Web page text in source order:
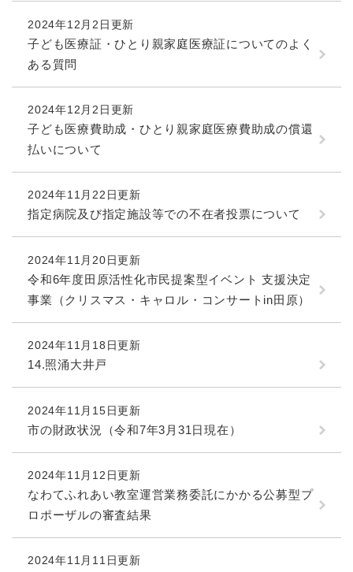
2024年12月2日更新
子ども医療証・ひとり親家庭医療証についてのよく
ある質問
2024年12月2日更新
子ども医療費助成・ひとり親家庭医療費助成の償還
払いについて
2024年11月22日更新
指定病院及び指定施設等での不在者投票について
2024年11月20日更新
令和6年度田原活性化市民提案型イベント 支援決定
事業（クリスマス・キャロル・コンサートin田原）
2024年11月18日更新
14.照涌大井戸
2024年11月15日更新
市の財政状況（令和7年3月31日現在）
2024年11月12日更新
なわてふれあい教室運営業務委託にかかる公募型プ
ロポーザルの審査結果
2024年11月11日更新